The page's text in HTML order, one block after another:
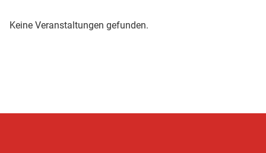
Keine Veranstaltungen gefunden.